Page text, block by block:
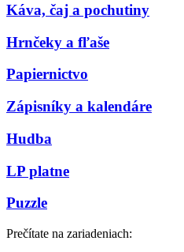
Káva, čaj a pochutiny
Hrnčeky a fľaše
Papiernictvo
Zápisníky a kalendáre
Hudba
LP platne
Puzzle
Prečítate na zariadeniach: